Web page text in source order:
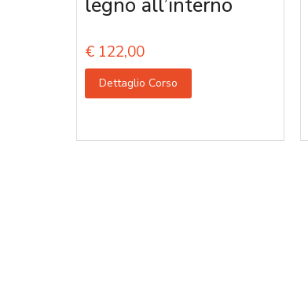
legno all’interno
€ 122,00
Dettaglio Corso